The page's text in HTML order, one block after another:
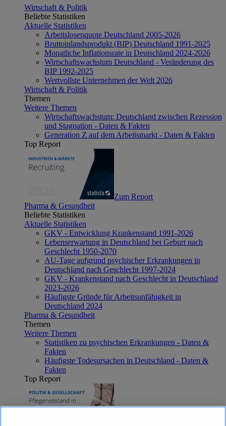
Wirtschaft & Politik
Beliebte Statistiken
Aktuelle Statistiken
Arbeitslosenquote Deutschland 2005-2026
Bruttoinlandsprodukt (BIP) Deutschland 1991-2025
Monatliche Inflationsrate in Deutschland 2024-2026
Wirtschaftswachstum Deutschland - Veränderung des
BIP 1992-2025
Wertvollste Unternehmen der Welt 2026
Wirtschaft & Politik
Themen
Weitere Themen
Wirtschaftswachstum: Deutschland zwischen Rezession
und Stagnation - Daten & Fakten
Generation Z auf dem Arbeitsmarkt - Daten & Fakten
Top Report
Zum Report
Pharma & Gesundheit
Beliebte Statistiken
Aktuelle Statistiken
GKV - Entwicklung Krankenstand 1991-2026
Lebenserwartung in Deutschland bei Geburt nach
Geschlecht 1950-2070
AU-Tage aufgrund psychischer Erkrankungen in
Deutschland nach Geschlecht 1997-2024
GKV - Krankenstand nach Geschlecht in Deutschland
2023-2026
Häufigste Gründe für Arbeitsunfähigkeit in
Deutschland 2024
Pharma & Gesundheit
Themen
Weitere Themen
Statistiken zu psychischen Erkrankungen - Daten &
Fakten
Häufigste Todesursachen in Deutschland - Daten &
Fakten
Top Report